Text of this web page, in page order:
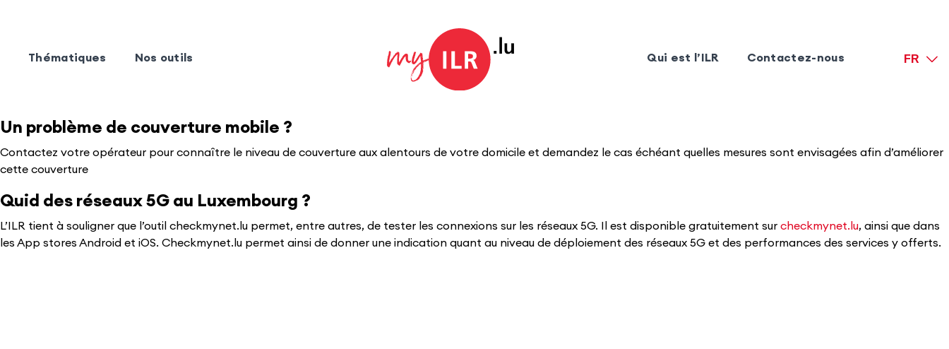
Thématiques Nos outils Qui est l’ILR Contactez-nous FR
Un problème de couverture mobile ?
Contactez votre opérateur pour connaître le niveau de couverture aux alentours de votre domicile et demandez le cas échéant quelles mesures sont envisagées afin d’améliorer
cette couverture
Quid des réseaux 5G au Luxembourg ?
L’ILR tient à souligner que l’outil checkmynet.lu permet, entre autres, de tester les connexions sur les réseaux 5G. Il est disponible gratuitement sur checkmynet.lu, ainsi que dans
les App stores Android et iOS. Checkmynet.lu permet ainsi de donner une indication quant au niveau de déploiement des réseaux 5G et des performances des services y offerts.